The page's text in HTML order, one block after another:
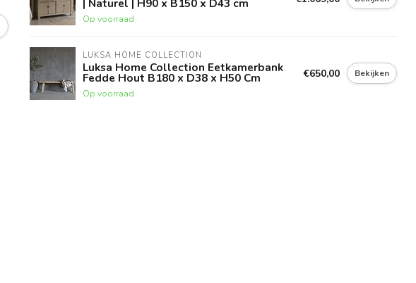
| Naturel | H90 x B150 x D43 cm
Op voorraad
LUKSA HOME COLLECTION
Luksa Home Collection Eetkamerbank
Fedde Hout B180 x D38 x H50 Cm
Op voorraad
€650,00 Bekijken